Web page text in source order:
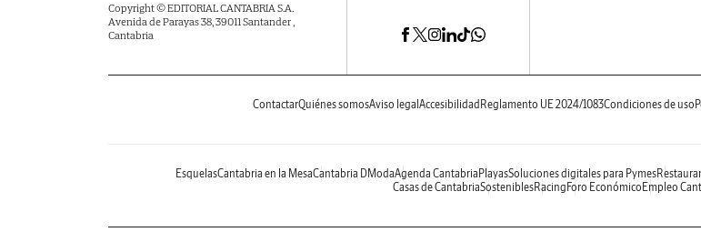
Copyright © EDITORIAL CANTABRIA S.A.
Avenida de Parayas 38, 39011 Santander ,
Cantabria
ContactarQuiénes somosAviso legal Accesibilidad Reglamento UE 2024/1083Condiciones de uso
EsquelasCantabria en la MesaCantabria DModaAgenda Cantabria PlayasSoluciones digitales para Pymes
Casas de CantabriaSosteniblesRacing Foro Económico Empleo